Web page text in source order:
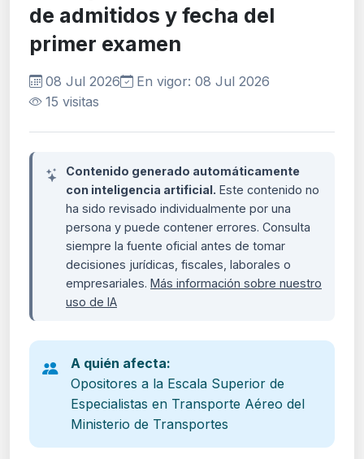
de admitidos y fecha del
primer examen
08 Jul 2026
En vigor: 08 Jul 2026
15 visitas
Contenido generado automáticamente
con inteligencia artificial. Este contenido no
ha sido revisado individualmente por una
persona y puede contener errores. Consulta
siempre la fuente oficial antes de tomar
decisiones jurídicas, fiscales, laborales o
empresariales. Más información sobre nuestro
uso de IA
A quién afecta:
Opositores a la Escala Superior de
Especialistas en Transporte Aéreo del
Ministerio de Transportes